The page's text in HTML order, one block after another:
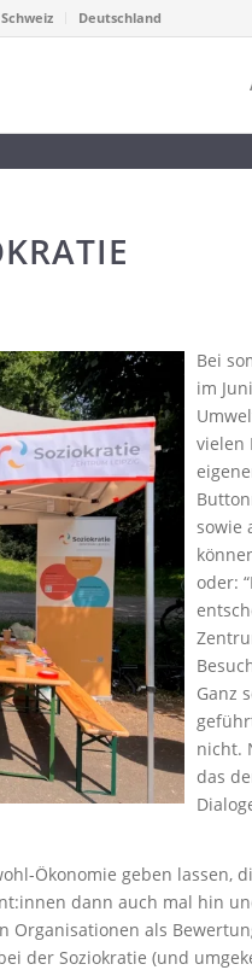
Schweiz Deutschland
Bei
im
vielen
sowie
oder:
Ganz
nicht.
das
Ökonomie geben lassen,
dann auch mal hin
Organisationen als
der Soziokratie (und